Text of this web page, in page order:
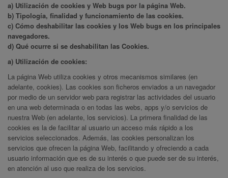
a) Utilización de cookies y Web bugs por la página Web.
b) Tipología, finalidad y funcionamiento de las cookies.
c) Cómo deshabilitar las cookies y los Web bugs en los principales
navegadores.
d) Qué ocurre si se deshabilitan las Cookies.
a) Utilización de cookies:
La página Web utiliza cookies y otros mecanismos similares (en
adelante, cookies). Las cookies son ficheros enviados a un navegador
por medio de un servidor web para registrar las actividades del usuario
en una web determinada o en todas las webs, apps y/o servicios de
nuestra Web (en adelante, los servicios). La primera finalidad de las
cookies es la de facilitar al usuario un acceso más rápido a los
servicios seleccionados. Además, las cookies personalizan los
servicios que ofrecen la página Web, facilitando y ofreciendo a cada
usuario información que es de su interés o que puede ser de su interés,
en atención al uso que realiza de los servicios.